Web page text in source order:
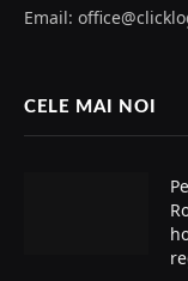
Email:
CELE MAI NOI